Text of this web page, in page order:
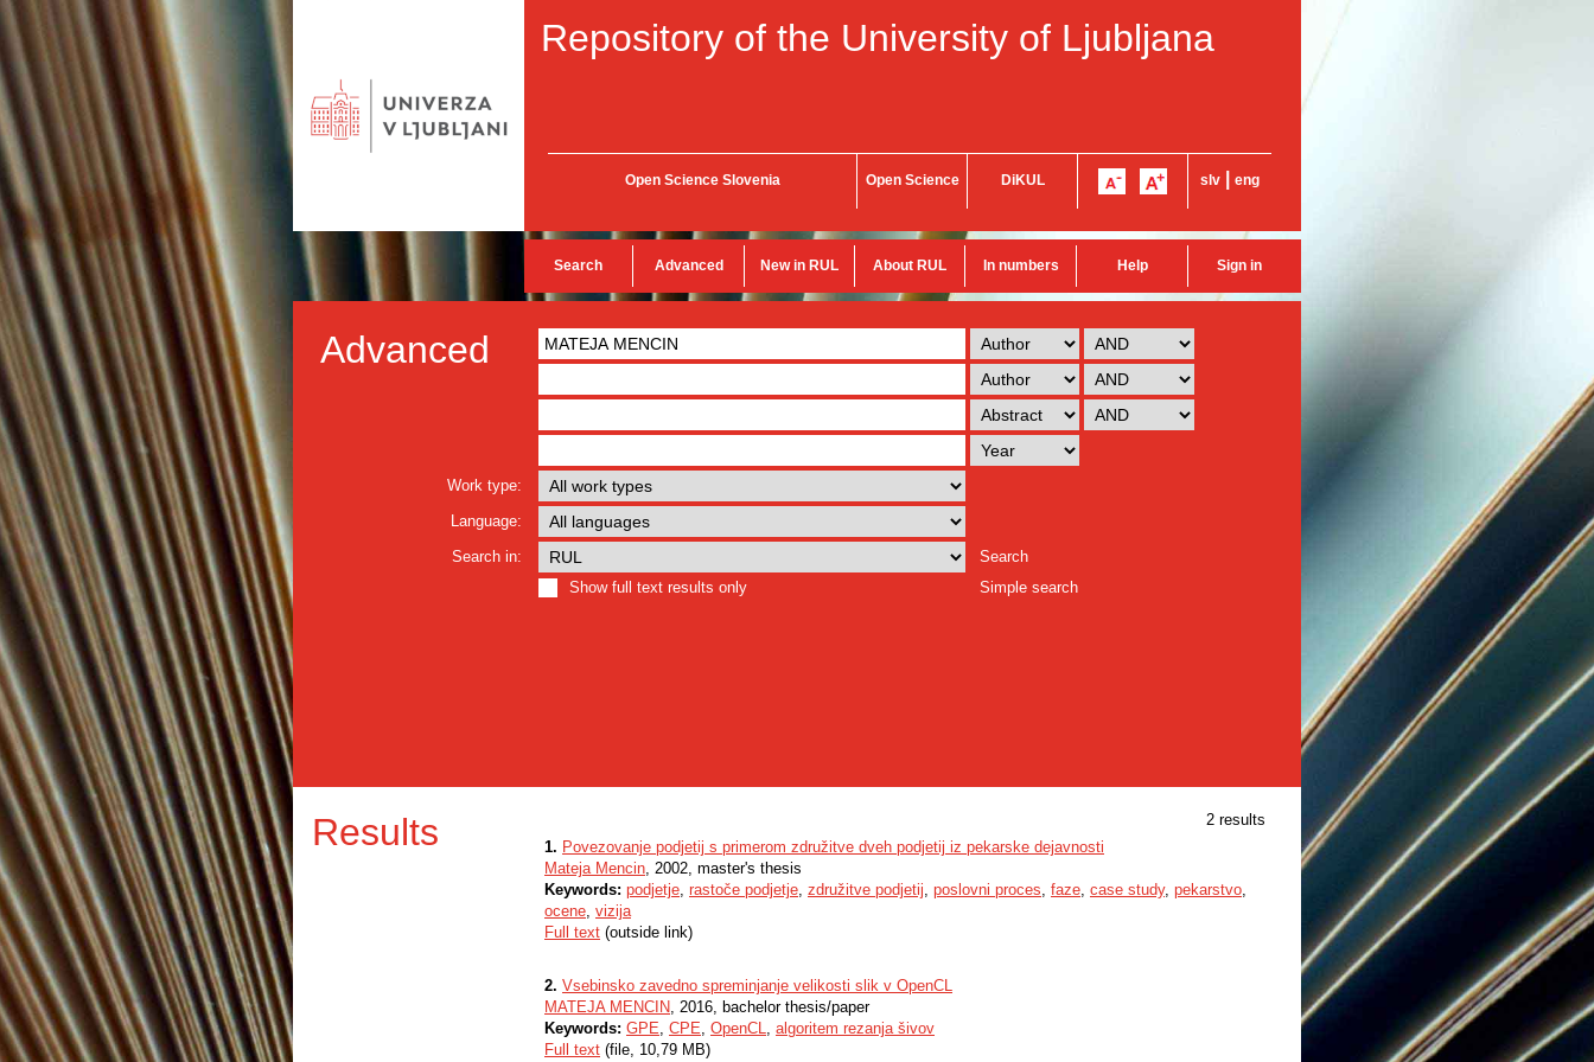
Repository of the University of Ljubljana
Open Science Slovenia Open Science DiKUL slv eng
Search Advanced New in RUL About RUL In numbers Help Sign in
Advanced
Work type:
Language:
Search in:
Search
Show full text results only
Simple search
Results
2 results
1. Povezovanje podjetij s primerom združitve dveh podjetij iz pekarske dejavnosti
Mateja Mencin, 2002, master's thesis
Keywords: podjetje, rastoče podjetje, združitve podjetij, poslovni proces, faze, case study, pekarstvo,
ocene, vizija
Full text (outside link)
2. Vsebinsko zavedno spreminjanje velikosti slik v OpenCL
MATEJA MENCIN, 2016, bachelor thesis/paper
Keywords: GPE, CPE, OpenCL, algoritem rezanja šivov
Full text (file, 10,79 MB)